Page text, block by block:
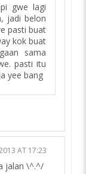
gwe lagi
jadi belon
pasti buat
kok buat
sama
pasti itu
yee bang
AT 17:23
jalan \^.^/